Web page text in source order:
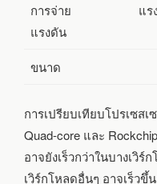
การจ่าย
แรงดัน
แร
ขนาด
การเปรียบเทียบโปรเซส
Quad-core และ
อาจยังเร็วกว่าในบางเวิ
เวิร์กโหลดอื่นๆ อาจเร็วขึ้